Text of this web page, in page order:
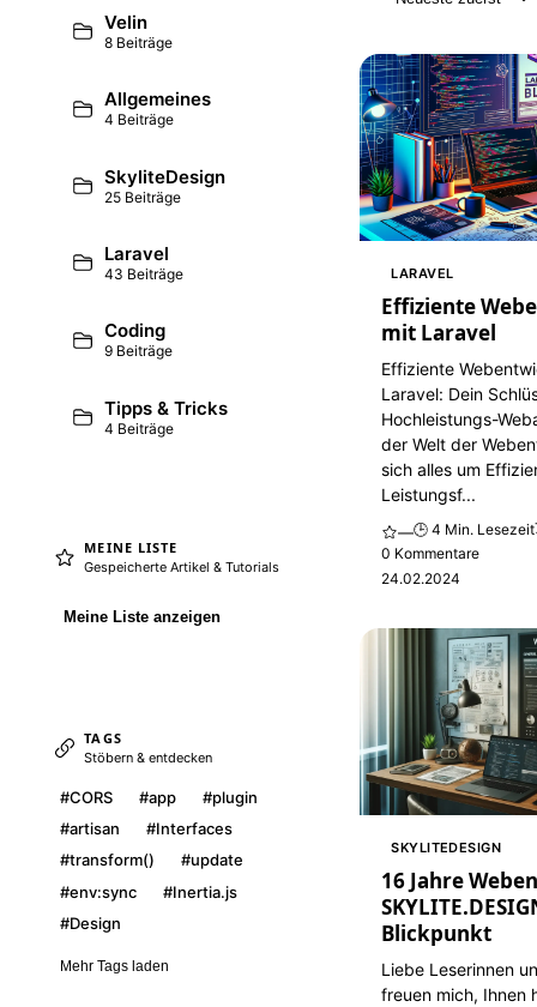
Velin
8 Beiträge
Allgemeines
4 Beiträge
SkyliteDesign
25 Beiträge
Laravel
43 Beiträge
Coding
9 Beiträge
Tipps & Tricks
4 Beiträge
MEINE LISTE
Gespeicherte Artikel & Tutorials
Meine Liste anzeigen
TAGS
Stöbern & entdecken
#CORS #app
#plugin
#artisan
#Interfaces
#transform()
#update
#env:sync
#Inertia.js
#Design
Mehr Tags laden
LARAVEL
Effiziente
mit Laravel
Effiziente
Laravel: Dein
Hochleistungs-
der Welt der
sich alles um
Leistungsf...
—🕒 4 Min. Lesezeit
0 Kommentare
24.02.2024
SKYLITEDESIGN
16 Jahre
Blickpunkt
Liebe Leserinnen
freuen mich, Ihnen